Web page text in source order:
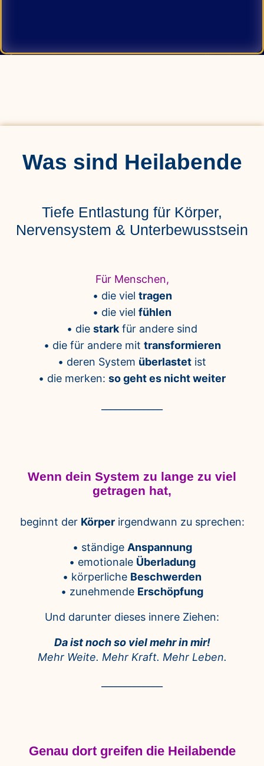
Was sind Heilabende
Tiefe Entlastung für Körper,
Nervensystem & Unterbewusstsein
Für Menschen,
• die viel tragen
• die viel fühlen
• die stark für andere sind
• die für andere mit transformieren
• deren System überlastet ist
• die merken: so geht es nicht weiter
Wenn dein System zu lange zu viel
getragen hat,
beginnt der Körperirgendwann zu sprechen:
• ständige Anspannung
• emotionale Überladung
• körperliche Beschwerden
• zunehmende Erschöpfung
Und darunter dieses innere Ziehen:
Da ist noch so viel mehr in mir!
Mehr Weite. Mehr Kraft. Mehr Leben.
Genau dort greifen die Heilabende